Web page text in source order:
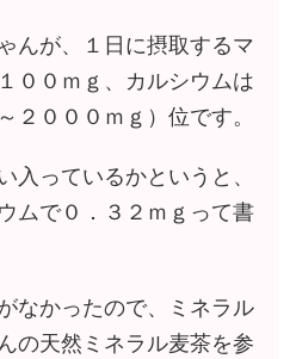
んが、１日に摂取するマ
００ｍｇ、カルシウムは
２０００ｍｇ）位です。
入っているかというと、
ムで０．３２ｍｇって書
なかったので、ミネラル
の天然ミネラル麦茶を参